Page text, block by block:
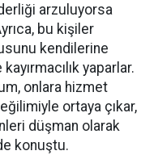
arzuluyorsa
bu kişiler
kendilerine
yaparlar.
onlara hizmet
ortaya çıkar,
düşman olarak
konuştu.